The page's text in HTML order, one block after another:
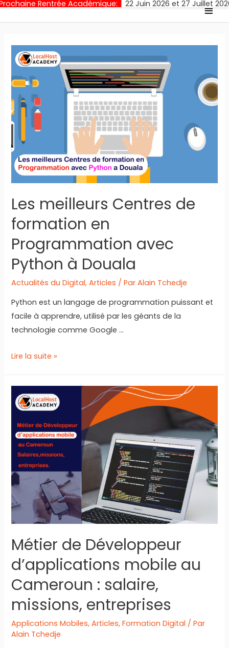
Académique: 22 Juin 2026 et 27 Juillet 2026
Les meilleurs Centres de
formation en
Programmation avec
Python à Douala
Actualités du Digital,Articles / ParAlain Tchedje
Python est un langage de programmation puissant et
facile à apprendre, utilisé par les géants de la
technologie comme Google …
Les
de
formation
en
Programmation
avec
Python
Douala
Lire la suite »
Métier de Développeur
d’applications mobile au
Cameroun : salaire,
missions, entreprises
Applications Mobiles,Articles,Formation Digital / Par
Alain Tchedje